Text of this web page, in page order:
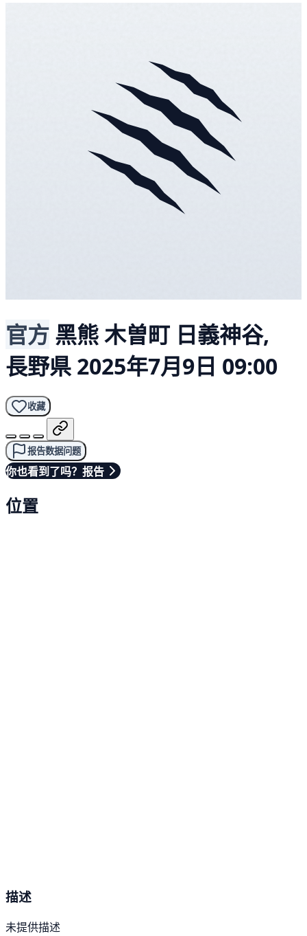
官方 黑熊木曽町 日義神谷,
長野県 2025年7月9日 09:00
收藏
报告数据问题
你也看到了吗？报告
位置
描述
未提供描述